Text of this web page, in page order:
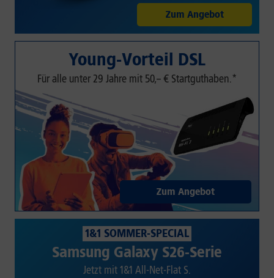
Zum Angebot
Young-Vorteil DSL
Für alle unter 29 Jahre mit 50,– € Startguthaben.*
Zum Angebot
1&1 SOMMER-SPECIAL
Samsung Galaxy S26-Serie
Jetzt mit 1&1 All-Net-Flat S.